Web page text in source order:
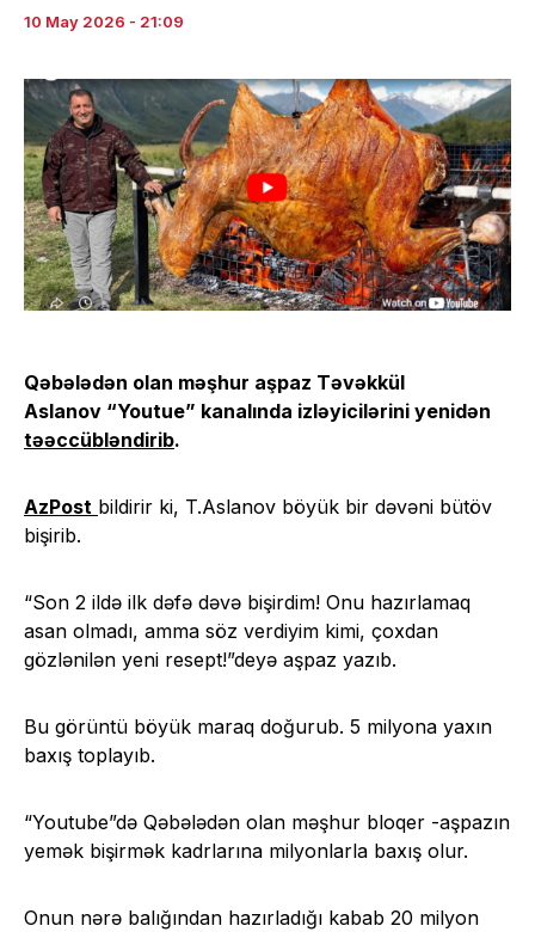
10 May 2026 - 21:09
Qəbələdən olan məşhur aşpaz Təvəkkül
Aslanov “Youtue” kanalında izləyicilərini yenidən
təəccübləndirib.
AzPost bildirir ki, T.Aslanov böyük bir dəvəni bütöv
bişirib.
“Son 2 ildə ilk dəfə dəvə bişirdim! Onu hazırlamaq
asan olmadı, amma söz verdiyim kimi, çoxdan
gözlənilən yeni resept!”deyə aşpaz yazıb.
Bu görüntü böyük maraq doğurub. 5 milyona yaxın
baxış toplayıb.
“Youtube”də Qəbələdən olan məşhur bloqer -aşpazın
yemək bişirmək kadrlarına milyonlarla baxış olur.
Onun nərə balığından hazırladığı kabab 20 milyon